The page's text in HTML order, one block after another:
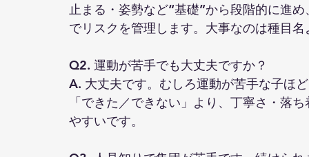
止まる・姿勢など“基礎”から段階的に進
でリスクを管理します。大事なのは種目
Q2. 運動が苦手でも大丈夫ですか？
A. 大丈夫です。むしろ運動が苦手な子ほ
「できた／できない」より、丁寧さ・落
やすいです。